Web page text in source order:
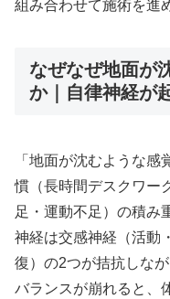
組み合わせて施術を進
なぜなぜ地面が
か｜自律神経が
「地面が沈むような
慣（長時間デスクワー
足・運動不足）の積み
神経は交感神経（活動
復）の2つが拮抗しな
バランスが崩れると、